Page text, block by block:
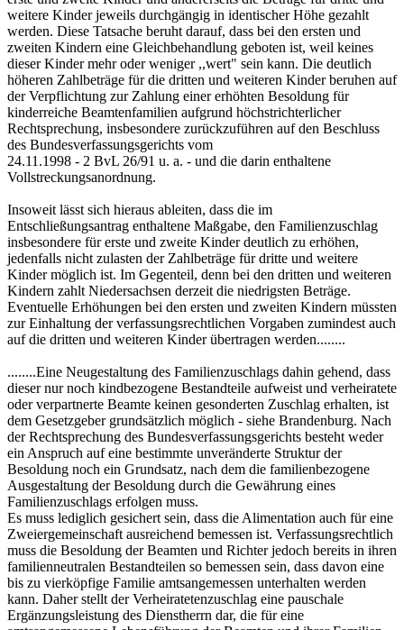
weitere Kinder jeweils durchgängig in identischer Höhe gezahlt
werden. Diese Tatsache beruht darauf, dass bei den ersten und
zweiten Kindern eine Gleichbehandlung geboten ist, weil keines
dieser Kinder mehr oder weniger ,,wert" sein kann. Die deutlich
höheren Zahlbeträge für die dritten und weiteren Kinder beruhen auf
der Verpflichtung zur Zahlung einer erhöhten Besoldung für
kinderreiche Beamtenfamilien aufgrund höchstrichterlicher
Rechtsprechung, insbesondere zurückzuführen auf den Beschluss
des Bundesverfassungsgerichts vom
24.11.1998 - 2 BvL 26/91 u. a. - und die darin enthaltene
Vollstreckungsanordnung.
Insoweit lässt sich hieraus ableiten, dass die im
Entschließungsantrag enthaltene Maßgabe, den Familienzuschlag
insbesondere für erste und zweite Kinder deutlich zu erhöhen,
jedenfalls nicht zulasten der Zahlbeträge für dritte und weitere
Kinder möglich ist. Im Gegenteil, denn bei den dritten und weiteren
Kindern zahlt Niedersachsen derzeit die niedrigsten Beträge.
Eventuelle Erhöhungen bei den ersten und zweiten Kindern müssten
zur Einhaltung der verfassungsrechtlichen Vorgaben zumindest auch
auf die dritten und weiteren Kinder übertragen werden........
........Eine Neugestaltung des Familienzuschlags dahin gehend, dass
dieser nur noch kindbezogene Bestandteile aufweist und verheiratete
oder verpartnerte Beamte keinen gesonderten Zuschlag erhalten, ist
dem Gesetzgeber grundsätzlich möglich - siehe Brandenburg. Nach
der Rechtsprechung des Bundesverfassungsgerichts besteht weder
ein Anspruch auf eine bestimmte unveränderte Struktur der
Besoldung noch ein Grundsatz, nach dem die familienbezogene
Ausgestaltung der Besoldung durch die Gewährung eines
Familienzuschlags erfolgen muss.
Es muss lediglich gesichert sein, dass die Alimentation auch für eine
Zweiergemeinschaft ausreichend bemessen ist. Verfassungsrechtlich
muss die Besoldung der Beamten und Richter jedoch bereits in ihren
familienneutralen Bestandteilen so bemessen sein, dass davon eine
bis zu vierköpfige Familie amtsangemessen unterhalten werden
kann. Daher stellt der Verheiratetenzuschlag eine pauschale
Ergänzungsleistung des Dienstherrn dar, die für eine